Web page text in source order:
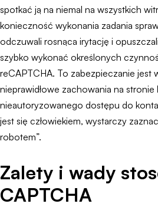
spotkać ją na niemal na wszystkich
konieczność wykonania zadania
odczuwali rosnąca irytację i
szybko wykonać określonych
reCAPTCHA. To zabezpieczanie jest
nieprawidłowe zachowania na stronie
nieautoryzowanego dostępu do
jest się człowiekiem, wystarczy
robotem”.
Zalety i wady
CAPTCHA